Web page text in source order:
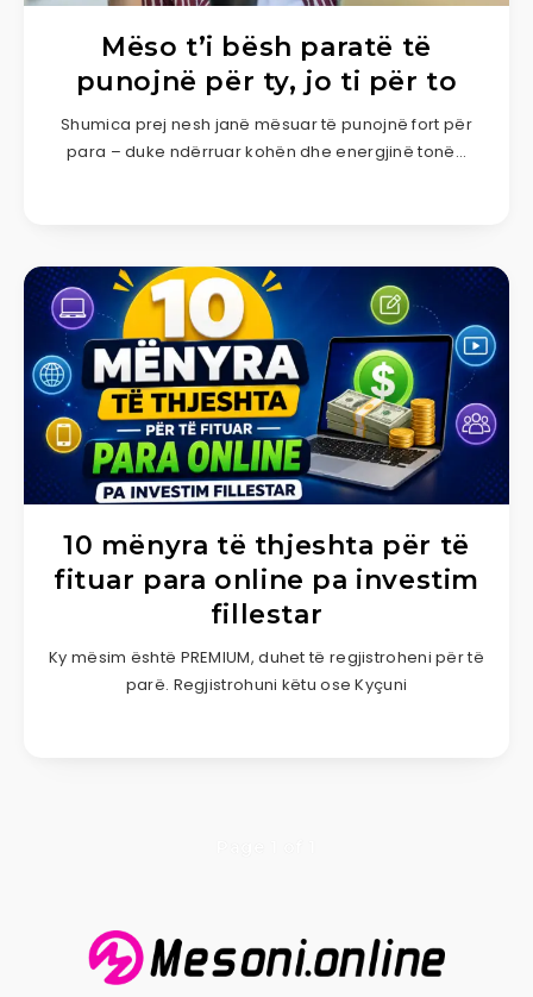
Mëso t’i bësh paratë të
punojnë për ty, jo ti për to
Shumica prej nesh janë mësuar të punojnë fort për
para – duke ndërruar kohën dhe energjinë tonë…
10 mënyra të thjeshta për të
fituar para online pa investim
fillestar
Ky mësim është PREMIUM, duhet të regjistroheni për të
parë. Regjistrohuni këtu ose Kyçuni